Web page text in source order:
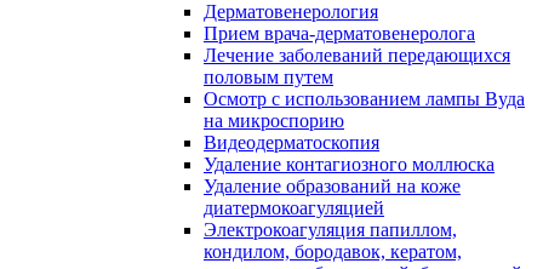
Дерматовенерология
Прием врача-дерматовенеролога
Лечение заболеваний передающихся
половым путем
Осмотр с использованием лампы Вуда
на микроспорию
Видеодерматоскопия
Удаление контагиозного моллюска
Удаление образований на коже
диатермокоагуляцией
Электрокоагуляция папиллом,
кондилом, бородавок, кератом,